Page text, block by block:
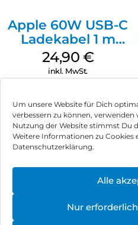
Um unsere Website für Dich
verbessern zu können,
Nutzung der Website stimmst Du
Weitere Informationen zu Cookies
Datenschutzerklärung.
Alle
Nur
Apple 60W USB-C
Ladekabel 1 m
Weiß
24,90 €
inkl. MwSt.
Impressum
Hinweis zur Batterieentsorgung